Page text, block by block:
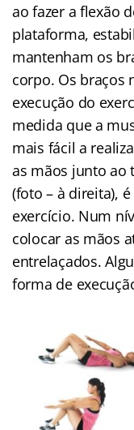
ao fazer a flexão
plataforma,
mantenham os
corpo. Os braços
execução do
medida que a
mais fácil a
as mãos junto ao
(foto – à direita),
exercício. Num
colocar as mãos
entrelaçados.
forma de